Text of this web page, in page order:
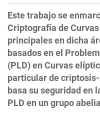
Este trabajo se
Criptografía de
principales en dicha
basados en el
(PLD) en Curvas
particular de
basa su seguridad en
PLD en un grupo